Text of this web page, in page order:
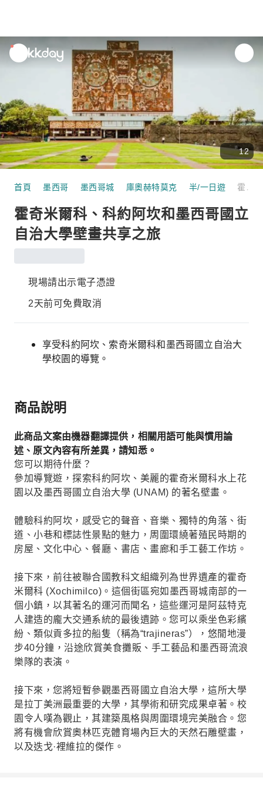
unread
notifications
12
首頁 墨西哥 墨西哥城 庫奧赫特莫克 半/一日遊
霍奇米爾科、科約阿坎和墨西哥國立
自治大學壁畫共享之旅
現場請出示電子憑證
2天前可免費取消
享受科約阿坎、索奇米爾科和墨西哥國立自治大
學校園的導覽。
商品說明
此商品文案由機器翻譯提供，相關用語可能與慣用論
述、原文內容有所差異，請知悉。
您可以期待什麼？
參加導覽遊，探索科約阿坎、美麗的霍奇米爾科水上花
園以及墨西哥國立自治大學 (UNAM) 的著名壁畫。
體驗科約阿坎，感受它的聲音、音樂、獨特的角落、街
道、小巷和標誌性景點的魅力，周圍環繞著殖民時期的
房屋、文化中心、餐廳、書店、畫廊和手工藝工作坊。
接下來，前往被聯合國教科文組織列為世界遺產的霍奇
米爾科 (Xochimilco)。這個街區宛如墨西哥城南部的一
個小鎮，以其著名的運河而聞名，這些運河是阿茲特克
人建造的龐大交通系統的最後遺跡。您可以乘坐色彩繽
紛、類似貢多拉的船隻（稱為“trajineras”），悠閒地漫
步40分鐘，沿途欣賞美食攤販、手工藝品和墨西哥流浪
樂隊的表演。
接下來，您將短暫參觀墨西哥國立自治大學，這所大學
是拉丁美洲最重要的大學，其學術和研究成果卓著。校
園令人嘆為觀止，其建築風格與周圍環境完美融合。您
將有機會欣賞奧林匹克體育場內巨大的天然石雕壁畫，
以及迭戈·裡維拉的傑作。